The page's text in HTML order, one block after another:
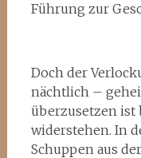
Führung zur
Doch der
nächtlich –
überzusetzen ist
widerstehen. In
Schuppen aus